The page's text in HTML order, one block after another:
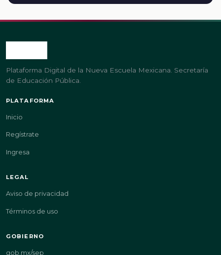
Plataforma Digital de la Nueva Escuela Mexicana. Secretaría
de Educación Pública.
PLATAFORMA
Inicio
Regístrate
Ingresa
LEGAL
Aviso de privacidad
Términos de uso
GOBIERNO
gob.mx/sep